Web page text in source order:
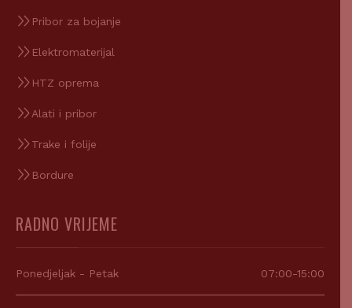
Pribor za bojanje
Elektromaterijal
HTZ oprema
Alati i pribor
Trake i folije
Bordure
RADNO VRIJEME
Ponedjeljak - Petak 07:00-15:00